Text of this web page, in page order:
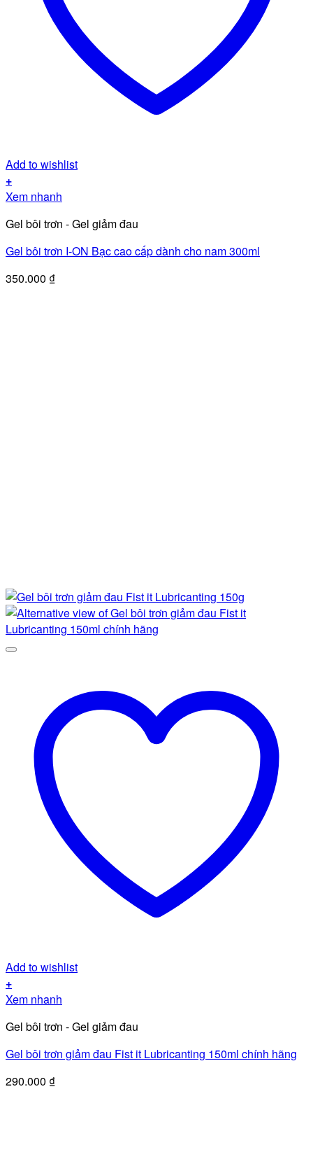
Add to wishlist
+
Xem nhanh
Gel bôi trơn - Gel giảm đau
Gel bôi trơn I-ON Bạc cao cấp dành cho nam 300ml
350.000 ₫
Add to wishlist
+
Xem nhanh
Gel bôi trơn - Gel giảm đau
Gel bôi trơn giảm đau Fist it Lubricanting 150ml chính hãng
290.000 ₫